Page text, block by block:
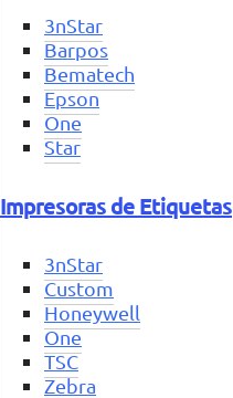
3nStar
Barpos
Bematech
Epson
One
Star
Impresoras de Etiquetas
3nStar
Custom
Honeywell
One
TSC
Zebra